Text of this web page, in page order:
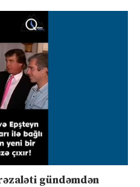
gündəmdən